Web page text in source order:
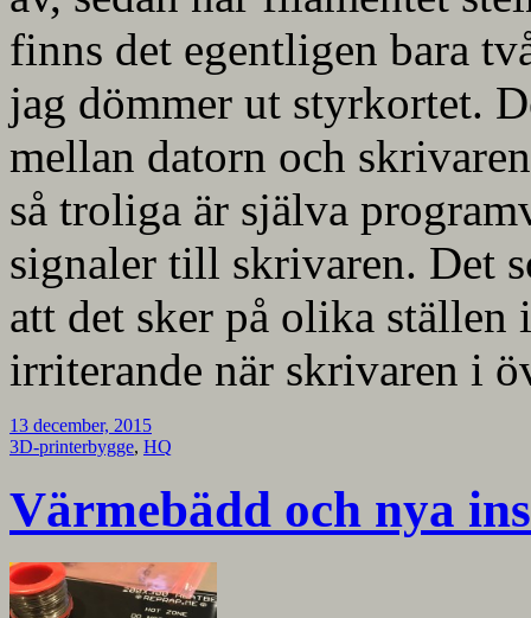
finns det egentligen bara
jag dömmer ut styrkortet.
mellan datorn och
så troliga är själva
signaler till skrivaren. Det
att det sker på olika
irriterande när skrivaren i
13 december, 2015
3D-printerbygge, HQ
Värmebädd och nya